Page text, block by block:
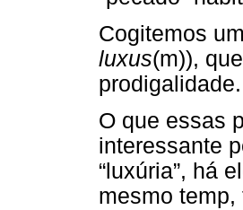
Cogitemos
luxus(m)),
prodigalidade.
O que essas
interessante
“luxúria”, há
mesmo